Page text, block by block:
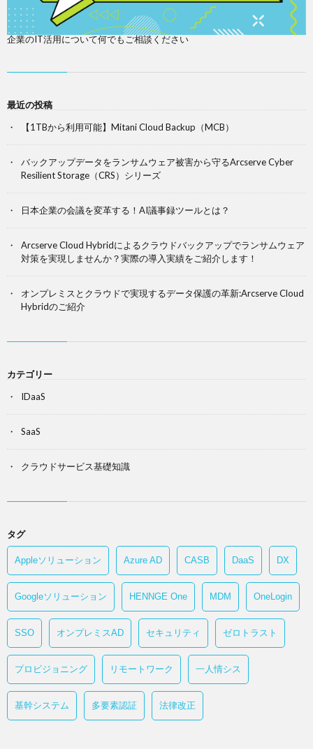
企業のIT活用について何でもご相談ください
最近の投稿
【1TBから利用可能】Mitani Cloud Backup（MCB）
バックアップデータをランサムウェア被害から守るArcserve Cyber
Resilient Storage（CRS）シリーズ
日本企業の会議を変革する！AI議事録ツールとは？
Arcserve Cloud Hybridによるクラウドバックアップでランサムウェア
対策を実現しませんか？実際の導入実績をご紹介します！
オンプレミスとクラウドで実現するデータ保護の革新:Arcserve Cloud
Hybridのご紹介
カテゴリー
IDaaS
SaaS
クラウドサービス基礎知識
タグ
Appleソリューション Azure AD CASB DaaS DX
Googleソリューション HENNGE One MDM OneLogin
SSO オンプレミスAD セキュリティ ゼロトラスト
プロビジョニング リモートワーク 一人情シス
基幹システム 多要素認証 法律改正